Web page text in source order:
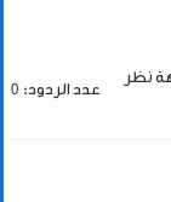
نظر
عدد الردود: 0